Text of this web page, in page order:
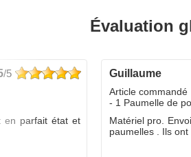
Évaluation
/5
en parfait état et
guillaume
Article commandé
- 1 Paumelle de
Matériel pro.
paumelles . Ils ont